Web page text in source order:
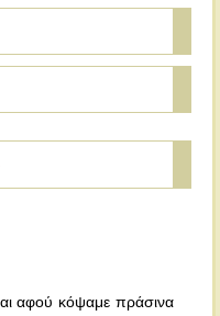
αφού κόψαμε πράσινα